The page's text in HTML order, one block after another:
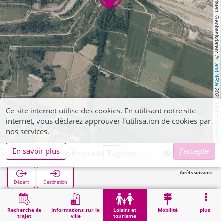
, Kartendaten, Geobasisdaten: ©
Land NRW
2021, Lizenz
dl-de/by-2-0
Recherche de
trajet
Informations sur la
ville
Loisirs et
tourisme
Mobilité plus
Départ Destination
Arrêts suivants:
Démarrage Loisirs et tourisme Inden, Aussichtspunkt Tagebau Inden
Ce site internet utilise des cookies. En utilisant notre site
internet, vous déclarez approuver l'utilisation de cookies par
nos services.
En savoir plus
J'accepte